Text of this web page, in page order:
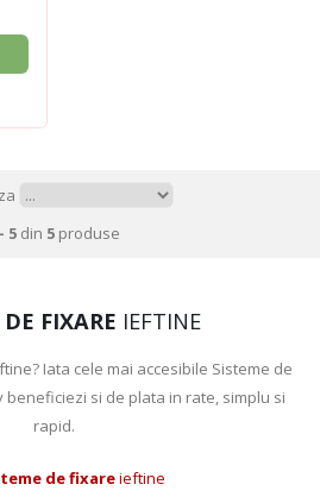
5 din 5 produse
FIXARE IEFTINE
Iata cele mai accesibile Sisteme de
beneficiezi si de plata in rate, simplu si
rapid.
de fixareieftine